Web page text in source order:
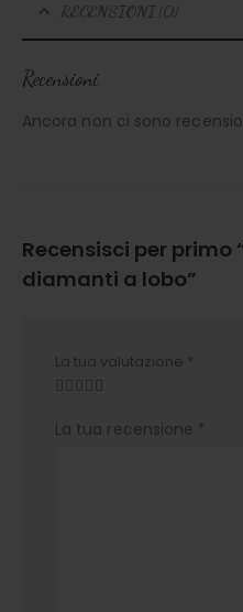
RECENSIONI (0)
Recensioni
Ancora non ci sono
Recensisci per primo
diamanti a lobo”
La tua valutazione *
La tua recensione *